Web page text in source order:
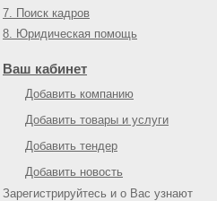
7. Поиск кадров
8. Юридическая помощь
Ваш кабинет
Добавить компанию
Добавить товары и услуги
Добавить тендер
Добавить новость
Зарегистрируйтесь и о Вас узнают